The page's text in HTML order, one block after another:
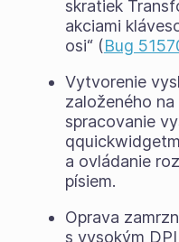
skratiek
akciami
osi“ (Bug
Vytvorenie
založeného
spracovanie
a ovládanie
písiem.
Oprava
s vysokým